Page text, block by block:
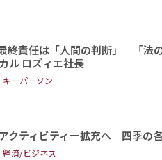
終責任は「人間の判断」 「法
ル ロズィエ社長
キーパーソン
クティビティー拡充へ 四季の
経済/ビジネス